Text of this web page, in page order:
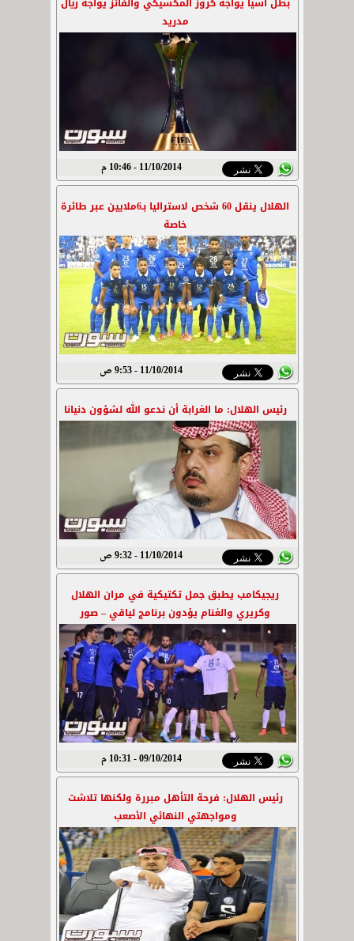
مدريد
11/10/2014 - 10:46 م
الهلال ينقل 60 شخص لاستراليا بـ6ملايين عبر طائرة
خاصة
11/10/2014 - 9:53 ص
رئيس الهلال: ما الغرابة أن ندعو الله لشؤون دنيانا
11/10/2014 - 9:32 ص
ريجيكامب يطبق جمل تكتيكية في مران الهلال
وكريري والغنام يؤدون برنامج لياقي – صور
09/10/2014 - 10:31 م
رئيس الهلال: فرحة التأهل مبررة ولكنها تلاشت
ومواجهتي النهائي الأصعب